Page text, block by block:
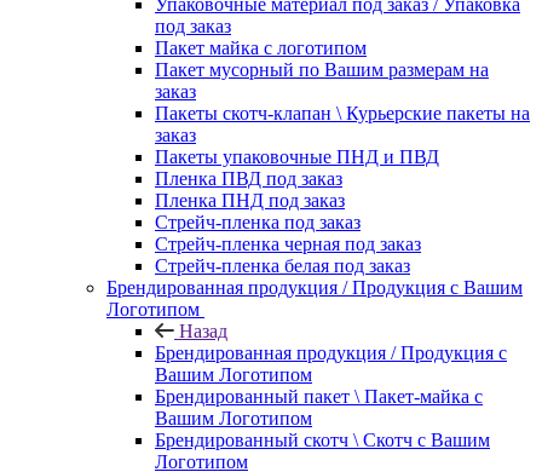
Упаковочные материал под заказ / Упаковка
под заказ
Пакет майка с логотипом
Пакет мусорный по Вашим размерам на
заказ
Пакеты скотч-клапан \ Курьерские пакеты на
заказ
Пакеты упаковочные ПНД и ПВД
Пленка ПВД под заказ
Пленка ПНД под заказ
Стрейч-пленка под заказ
Стрейч-пленка черная под заказ
Стрейч-пленка белая под заказ
Брендированная продукция / Продукция с Вашим
Логотипом
Назад
Брендированная продукция / Продукция с
Вашим Логотипом
Брендированный пакет \ Пакет-майка с
Вашим Логотипом
Брендированный скотч \ Скотч с Вашим
Логотипом